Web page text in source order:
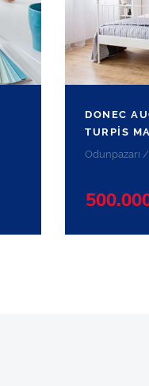
DONEC
TURPIS
Odunpazarı /